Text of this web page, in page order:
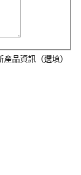
品資訊（選填）